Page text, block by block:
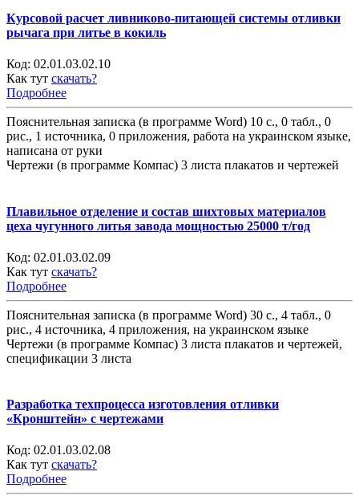
Курсовой расчет ливниково-питающей системы отливки
рычага при литье в кокиль
Код: 02.01.03.02.10
Как тут скачать?
Подробнее
Пояснительная записка (в программе Word) 10 с., 0 табл., 0
рис., 1 источника, 0 приложения, работа на украинском языке,
написана от руки
Чертежи (в программе Компас) 3 листа плакатов и чертежей
Плавильное отделение и состав шихтовых материалов
цеха чугунного литья завода мощностью 25000 т/год
Код: 02.01.03.02.09
Как тут скачать?
Подробнее
Пояснительная записка (в программе Word) 30 с., 4 табл., 0
рис., 4 источника, 4 приложения, на украинском языке
Чертежи (в программе Компас) 3 листа плакатов и чертежей,
спецификации 3 листа
Разработка техпроцесса изготовления отливки
«Кронштейн» с чертежами
Код: 02.01.03.02.08
Как тут скачать?
Подробнее